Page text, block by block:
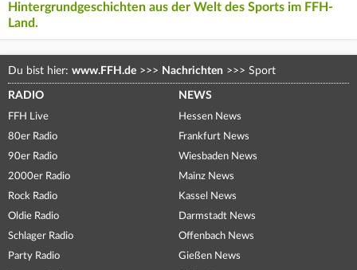
Hintergrundgeschichten aus der Welt des Sports im FFH-
Land.
Du bist hier: www.FFH.de >>> Nachrichten >>> Sport
RADIO
FFH Live
80er Radio
90er Radio
2000er Radio
Rock Radio
Oldie Radio
Schlager Radio
Party Radio
NEWS
Hessen News
Frankfurt News
Wiesbaden News
Mainz News
Kassel News
Darmstadt News
Offenbach News
Gießen News